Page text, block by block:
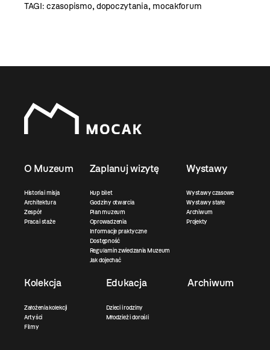
TAGI:czasopismo, dopoczytania, mocakforum
O Muzeum
Historia i misja
Architektura
Zespół
Praca i staże
Zaplanuj wizytę
Kup bilet
Godziny otwarcia
Plan muzeum
Oprowadzenia
Informacje praktyczne
Dostępność
Regulamin zwiedzania Muzeum
Jak dojechać
Wystawy
Wystawy czasowe
Wystawy stałe
Archiwum
Projekty
Kolekcja
Założenia kolekcji
Artyści
Filmy
Edukacja
Dzieci i rodziny
Młodzież i dorośli
Archiwum